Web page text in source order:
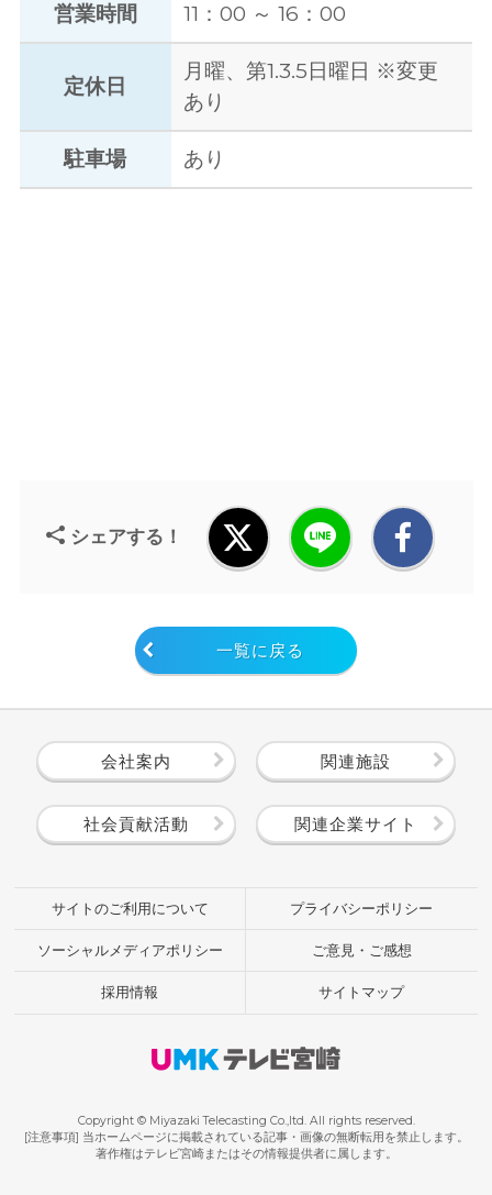
営業時間 11：00 ～ 16：00
定休日
月曜、第1.3.5日曜日 ※変更
あり
駐車場 あり
シェアする！
一覧に戻る
会社案内 関連施設
社会貢献活動 関連企業サイト
サイトのご利用について プライバシーポリシー
ソーシャルメディアポリシー ご意見・ご感想
採用情報 サイトマップ
Copyright © Miyazaki Telecasting Co.,ltd. All rights reserved.
[注意事項] 当ホームページに掲載されている記事・画像の無断転用を禁止します。
著作権はテレビ宮崎またはその情報提供者に属します。